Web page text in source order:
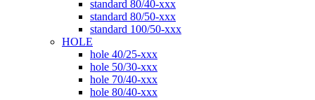
standard 80/40-xxx
standard 80/50-xxx
standard 100/50-xxx
HOLE
hole 40/25-xxx
hole 50/30-xxx
hole 70/40-xxx
hole 80/40-xxx